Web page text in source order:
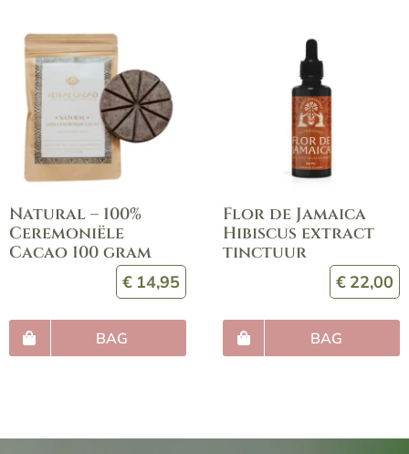
Natural – 100%
Ceremoniële
Cacao 100 gram
€ 14,95
BAG
Flor de Jamaica
Hibiscus extract
tinctuur
€ 22,00
BAG